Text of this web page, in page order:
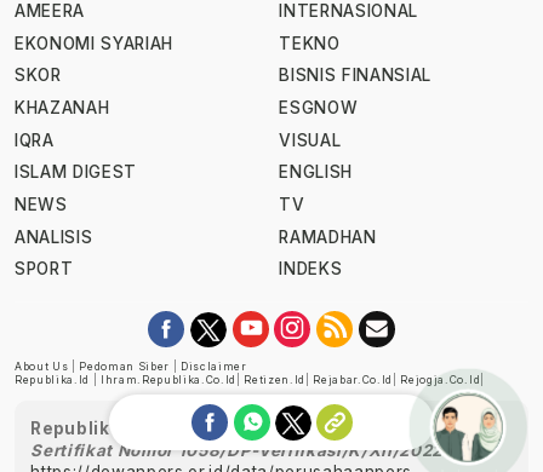
AMEERA
EKONOMI SYARIAH
SKOR
KHAZANAH
IQRA
ISLAM DIGEST
NEWS
ANALISIS
SPORT
INTERNASIONAL
TEKNO
BISNIS FINANSIAL
ESGNOW
VISUAL
ENGLISH
TV
RAMADHAN
INDEKS
About Us Pedoman Siber
Disclaimer
Republika.id
Ihram.republika.co.id Retizen.id Rejabar.co.id Rejogja.co.id
Republika telah diverifikasi oleh Dewan Pers
Sertifikat Nomor 1058/DP-Verifikasi/K/XII/2022